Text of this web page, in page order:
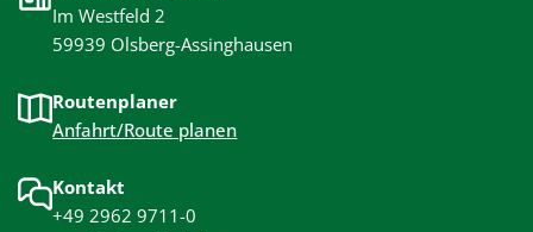
Im Westfeld 2
59939 Olsberg-Assinghausen
Routenplaner
Anfahrt/Route planen
Kontakt
+49 2962 9711-0